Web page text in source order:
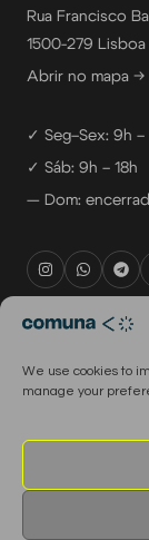
We use cookies to
manage your
Rua Francisco
1500-279 Lisboa
Abrir no mapa →
✓ Seg–Sex: 9h –
✓ Sáb: 9h – 18h
— Dom:
rental@comuna.pt